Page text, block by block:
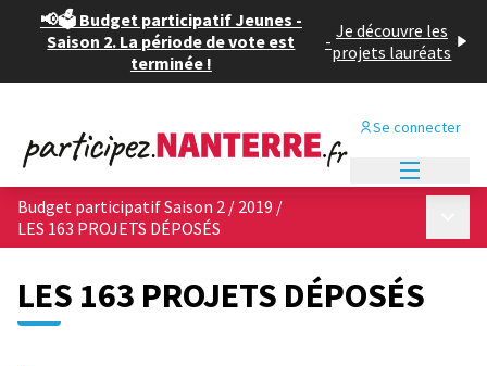
📢🗳️ Budget participatif Jeunes -
Saison 2. La période de vote est
terminée !
- Je découvre les
projets lauréats
Se connecter
Budget participatif Saison 2 / 2019 /
LES 163 PROJETS DÉPOSÉS
LES 163 PROJETS DÉPOSÉS
Passer la carte